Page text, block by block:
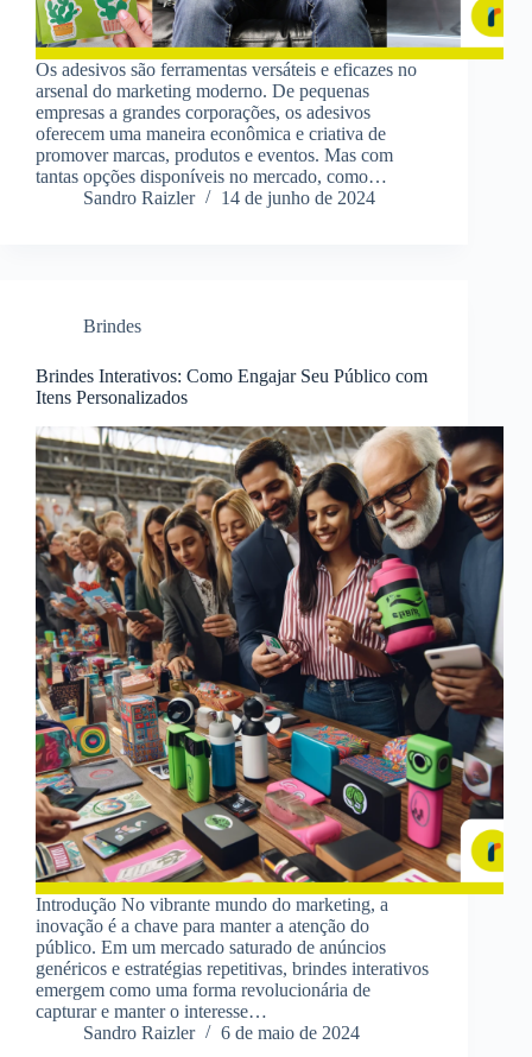
Os adesivos são ferramentas versáteis e eficazes no
arsenal do marketing moderno. De pequenas
empresas a grandes corporações, os adesivos
oferecem uma maneira econômica e criativa de
promover marcas, produtos e eventos. Mas com
tantas opções disponíveis no mercado, como…
Sandro Raizler
14 de junho de 2024
Brindes
Brindes Interativos: Como Engajar Seu Público com
Itens Personalizados
Introdução No vibrante mundo do marketing, a
inovação é a chave para manter a atenção do
público. Em um mercado saturado de anúncios
genéricos e estratégias repetitivas, brindes interativos
emergem como uma forma revolucionária de
capturar e manter o interesse…
Sandro Raizler
6 de maio de 2024